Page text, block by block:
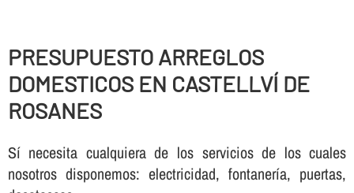
PRESUPUESTO ARREGLOS
DOMESTICOS EN CASTELLVÍ DE
ROSANES
Sí necesita cualquiera de los servicios de los cuales
nosotros disponemos: electricidad, fontanería, puertas,